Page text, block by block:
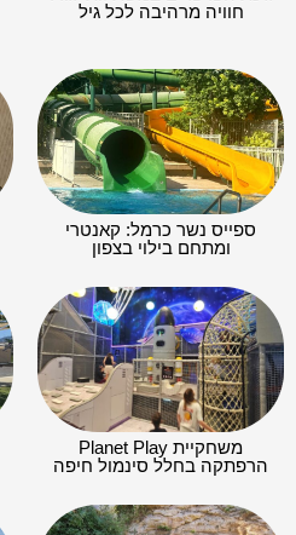
חוויה מרהיבה לכל גיל
ספייס נשר כרמל: קאנטרי
ומתחם בילוי בצפון
משחקיית Planet Play
הרפתקה בחלל סינמול חיפה